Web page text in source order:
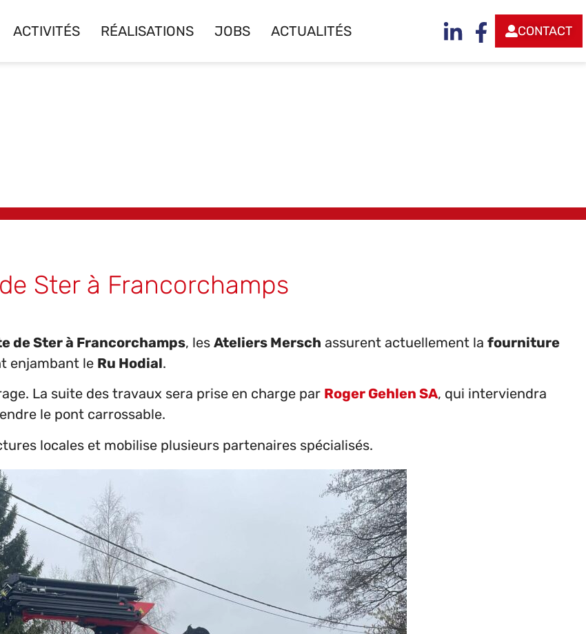
ACTIVITÉS RÉALISATIONS JOBS ACTUALITÉS CONTACT
Ster à Francorchamps
de Ster à Francorchamps, les Ateliers Mersch assurent actuellement la fourniture
enjambant le Ru Hodial.
La suite des travaux sera prise en charge par Roger Gehlen SA, qui interviendra
le pont carrossable.
locales et mobilise plusieurs partenaires spécialisés.